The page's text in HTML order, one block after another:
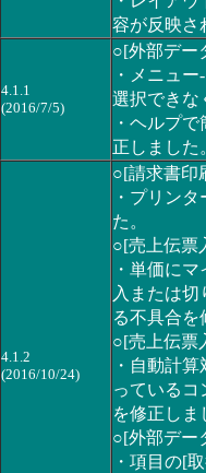
容が反映さ
4.1.1
(2016/7/5)
○[外部デー
・メニュ
選択できな
・ヘルプ
正しました
4.1.2
(2016/10/24)
○[請求書印
・プリン
た。
○[売上伝票
・単価に
入または
る不具合を
○[売上伝票
・自動計
っている
を修正しま
○[外部デー
・項目の[